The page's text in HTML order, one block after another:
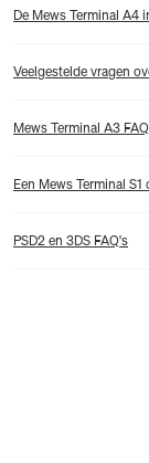
De Mews Terminal A4
Veelgestelde vragen
Mews Terminal A3
Een Mews Terminal
PSD2 en 3DS FAQ's